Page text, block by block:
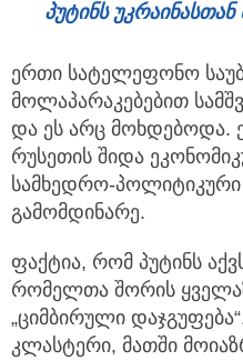
პუტინს
ერთი სატელეფონო
მოლაპარაკებებით
და ეს არც მოხდებოდა.
რუსეთის შიდა
სამხედრო-პოლიტიკური
გამომდინარე.
ფაქტია, რომ პუტინს
რომელთა შორის
„ციმბირული
კლასტერი, მათში